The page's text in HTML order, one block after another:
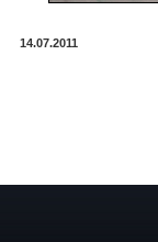
14.07.2011